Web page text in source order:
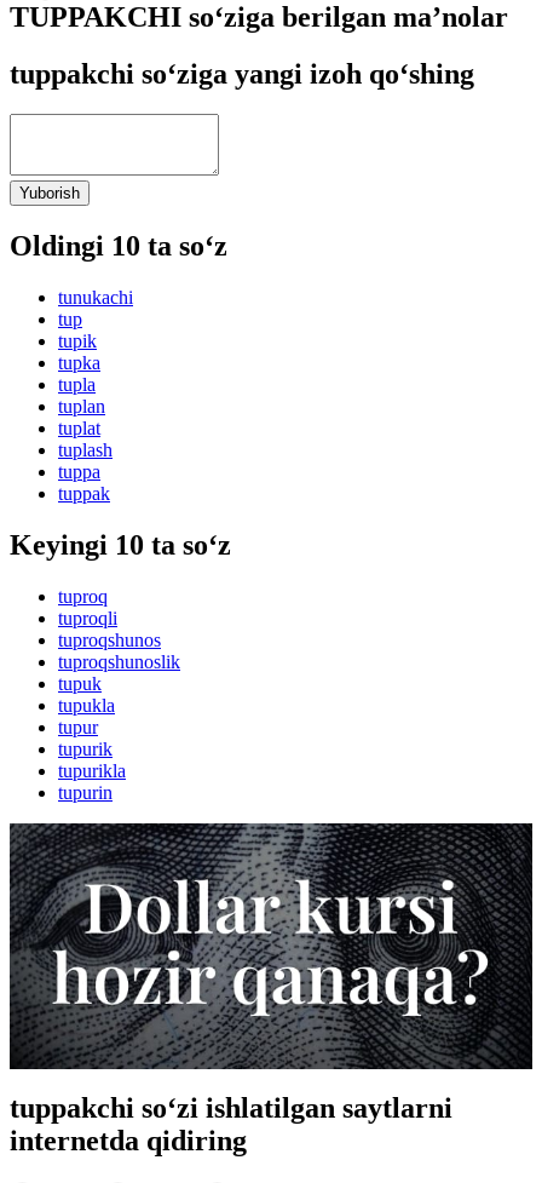
TUPPAKCHI so‘ziga berilgan ma’nolar
tuppakchi so‘ziga yangi izoh qo‘shing
Yuborish
Oldingi 10 ta so‘z
tunukachi
tup
tupik
tupka
tupla
tuplan
tuplat
tuplash
tuppa
tuppak
Keyingi 10 ta so‘z
tuproq
tuproqli
tuproqshunos
tuproqshunoslik
tupuk
tupukla
tupur
tupurik
tupurikla
tupurin
tuppakchi so‘zi ishlatilgan saytlarni
internetda qidiring